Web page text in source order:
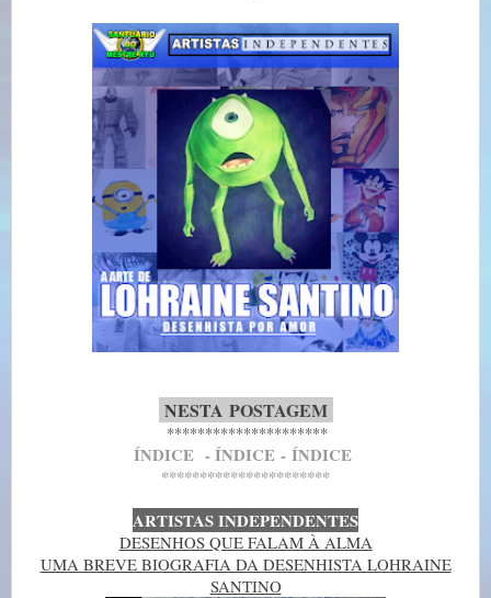
NESTA POSTAGEM-
*********************
ÍNDICE - ÍNDICE - ÍNDICE
**********************
ARTISTAS INDEPENDENTES
DESENHOS QUE FALAM À ALMA
UMA BREVE BIOGRAFIA DA DESENHISTA LOHRAINE
SANTINO